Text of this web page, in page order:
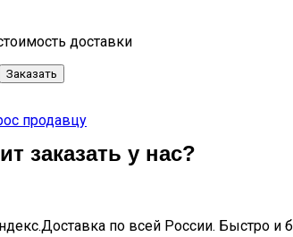
доставки
Заказать
продавцу
заказать у нас?
по всей России. Быстро и